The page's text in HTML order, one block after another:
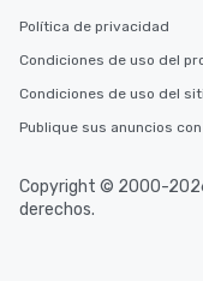
Política de privacidad
Condiciones de uso del
Condiciones de uso del
Publique sus anuncios
Copyright © 2000-
derechos.